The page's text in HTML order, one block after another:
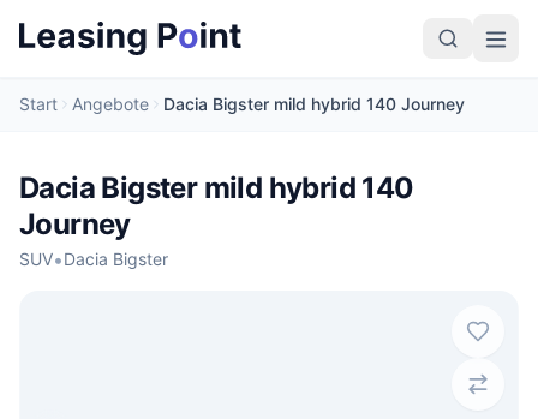
Start Angebote Dacia Bigster mild hybrid 140 Journey
Dacia Bigster mild hybrid 140
Journey
SUV•Dacia Bigster